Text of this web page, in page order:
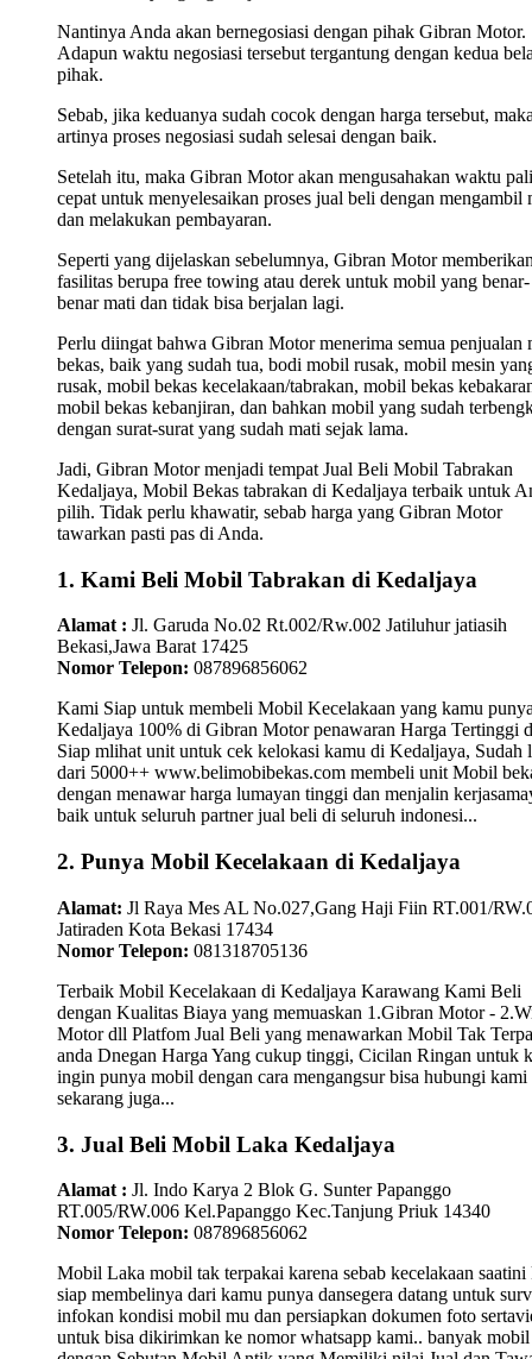
Nantinya Anda akan bernegosiasi dengan pihak Gibran Motor.
Adapun waktu negosiasi tersebut tergantung dengan kedua
pihak.
Sebab, jika keduanya sudah cocok dengan harga tersebut,
artinya proses negosiasi sudah selesai dengan baik.
Setelah itu, maka Gibran Motor akan mengusahakan waktu
cepat untuk menyelesaikan proses jual beli dengan mengambil
dan melakukan pembayaran.
Seperti yang dijelaskan sebelumnya, Gibran Motor
fasilitas berupa free towing atau derek untuk mobil yang benar-
benar mati dan tidak bisa berjalan lagi.
Perlu diingat bahwa Gibran Motor menerima semua penjualan
bekas, baik yang sudah tua, bodi mobil rusak, mobil mesin
rusak, mobil bekas kecelakaan/tabrakan, mobil bekas
mobil bekas kebanjiran, dan bahkan mobil yang sudah
dengan surat-surat yang sudah mati sejak lama.
Jadi, Gibran Motor menjadi tempat Jual Beli Mobil Tabrakan
Kedaljaya, Mobil Bekas tabrakan di Kedaljaya terbaik untuk
pilih. Tidak perlu khawatir, sebab harga yang Gibran Motor
tawarkan pasti pas di Anda.
1. Kami Beli Mobil Tabrakan di Kedaljaya
Alamat : Jl. Garuda No.02 Rt.002/Rw.002 Jatiluhur jatiasih
Bekasi,Jawa Barat 17425
Nomor Telepon: 087896856062
Kami Siap untuk membeli Mobil Kecelakaan yang kamu
Kedaljaya 100% di Gibran Motor penawaran Harga Tertinggi
Siap mlihat unit untuk cek kelokasi kamu di Kedaljaya, Sudah
dari 5000++ www.belimobibekas.com membeli unit Mobil
dengan menawar harga lumayan tinggi dan menjalin
baik untuk seluruh partner jual beli di seluruh indonesi...
2. Punya Mobil Kecelakaan di Kedaljaya
Alamat: Jl Raya Mes AL No.027,Gang Haji Fiin RT.001/
Jatiraden Kota Bekasi 17434
Nomor Telepon: 081318705136
Terbaik Mobil Kecelakaan di Kedaljaya Karawang Kami Beli
dengan Kualitas Biaya yang memuaskan 1.Gibran Motor -
Motor dll Platfom Jual Beli yang menawarkan Mobil Tak
anda Dnegan Harga Yang cukup tinggi, Cicilan Ringan untuk
ingin punya mobil dengan cara mengangsur bisa hubungi kami
sekarang juga...
3. Jual Beli Mobil Laka Kedaljaya
Alamat : Jl. Indo Karya 2 Blok G. Sunter Papanggo
RT.005/RW.006 Kel.Papanggo Kec.Tanjung Priuk 14340
Nomor Telepon: 087896856062
Mobil Laka mobil tak terpakai karena sebab kecelakaan saatini
siap membelinya dari kamu punya dansegera datang untuk
infokan kondisi mobil mu dan persiapkan dokumen foto
untuk bisa dikirimkan ke nomor whatsapp kami.. banyak mobil